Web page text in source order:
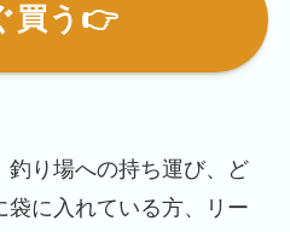
買う👉
釣り場への持ち運び、ど
袋に入れている方、リー